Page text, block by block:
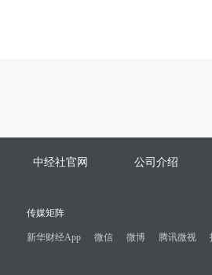
中经社官网 公司介绍
传媒矩阵
新华财经App 微信 微博 腾讯微视